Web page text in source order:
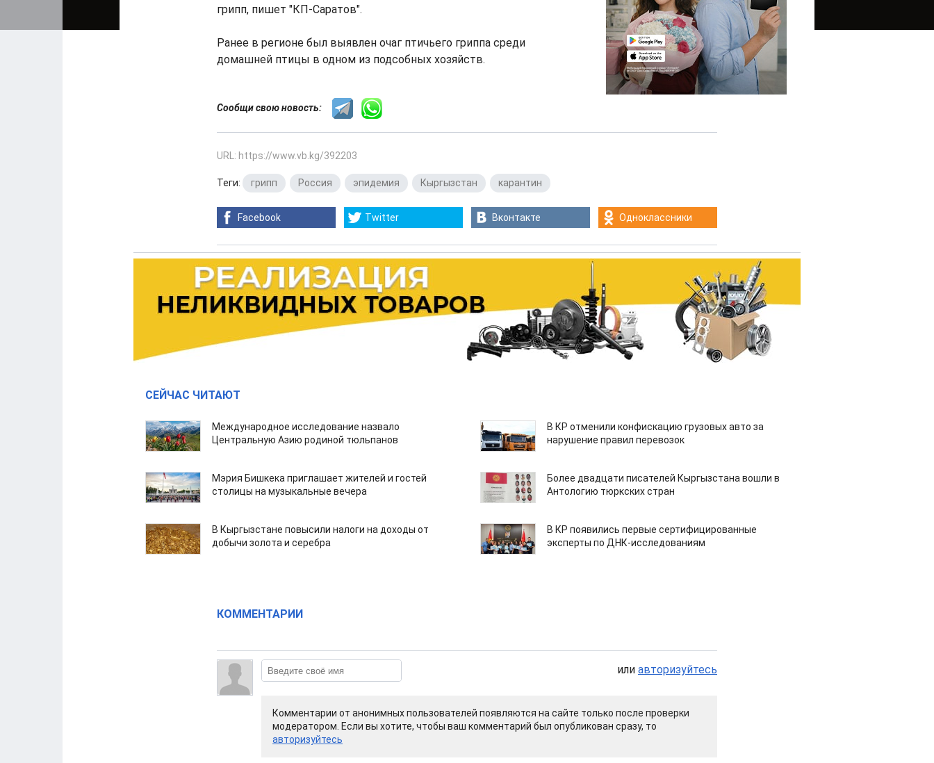
грипп, пишет "КП-Саратов".
Ранее в регионе был выявлен очаг птичьего гриппа среди
домашней птицы в одном из подсобных хозяйств.
Сообщи свою новость:
URL: https://www.vb.kg/392203
Теги: грипп Россия эпидемия Кыргызстан карантин
Facebook Twitter Вконтакте Одноклассники
СЕЙЧАС ЧИТАЮТ
Международное исследование назвало
Центральную Азию родиной тюльпанов
В КР отменили конфискацию грузовых авто за
нарушение правил перевозок
Мэрия Бишкека приглашает жителей и гостей
столицы на музыкальные вечера
Более двадцати писателей Кыргызстана вошли в
Антологию тюркских стран
В Кыргызстане повысили налоги на доходы от
добычи золота и серебра
В КР появились первые сертифицированные
эксперты по ДНК-исследованиям
КОММЕНТАРИИ
или авторизуйтесь
Комментарии от анонимных пользователей появляются на сайте только после проверки
модератором. Если вы хотите, чтобы ваш комментарий был опубликован сразу, то
авторизуйтесь